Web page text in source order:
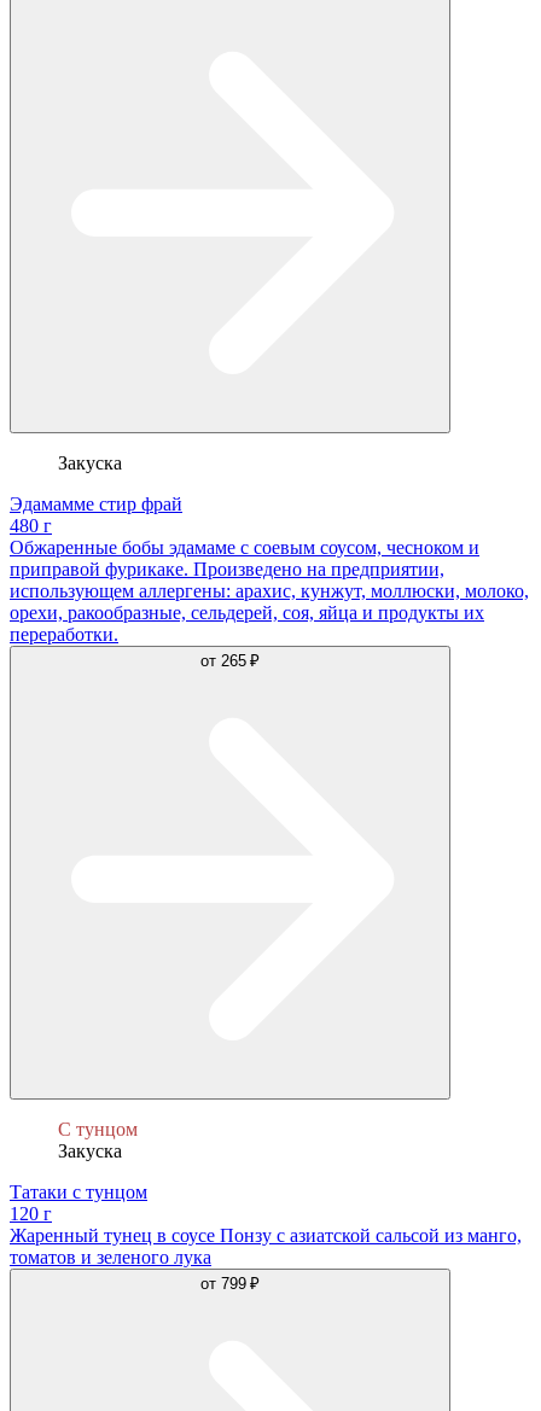
Закуска
Эдамамме стир фрай
480 г
Обжаренные бобы эдамаме с соевым соусом, чесноком и
приправой фурикаке. Произведено на предприятии,
использующем аллергены: арахис, кунжут, моллюски, молоко,
орехи, ракообразные, сельдерей, соя, яйца и продукты их
переработки.
от 265 ₽
С тунцом
Закуска
Татаки с тунцом
120 г
Жаренный тунец в соусе Понзу с азиатской сальсой из манго,
томатов и зеленого лука
от 799 ₽